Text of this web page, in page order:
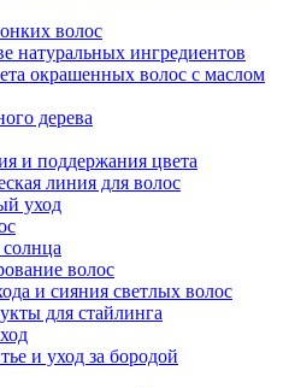
волос
натуральных ингредиентов
окрашенных волос с маслом
дерева
и поддержания цвета
линия для волос
уход
волос
и сияния светлых волос
для стайлинга
и уход за бородой